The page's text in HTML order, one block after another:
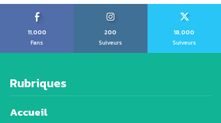
11,000
Fans
200
Suiveurs
18,000
Suiveurs
Rubriques
Accueil